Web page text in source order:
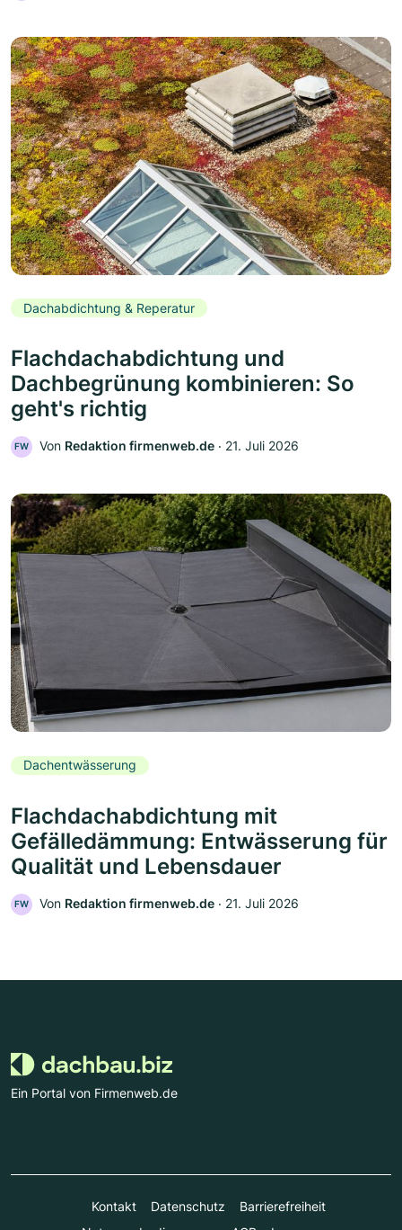
Dachabdichtung & Reperatur
Flachdachabdichtung und
Dachbegrünung kombinieren: So
geht's richtig
FW Von Redaktion firmenweb.de ‧ 21. Juli 2026
Dachentwässerung
Flachdachabdichtung mit
Gefälledämmung: Entwässerung für
Qualität und Lebensdauer
FW Von Redaktion firmenweb.de ‧ 21. Juli 2026
Ein Portal von Firmenweb.de
Kontakt Datenschutz
Barrierefreiheit